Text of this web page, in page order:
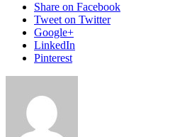
Share on Facebook
Tweet on Twitter
Google+
LinkedIn
Pinterest